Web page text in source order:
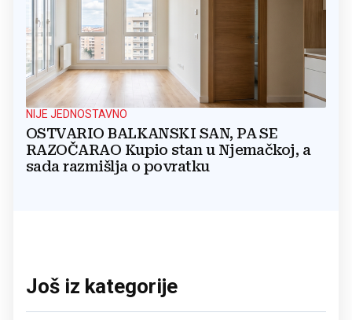
NIJE JEDNOSTAVNO
OSTVARIO BALKANSKI SAN, PA SE
RAZOČARAO Kupio stan u Njemačkoj, a
sada razmišlja o povratku
Još iz kategorije